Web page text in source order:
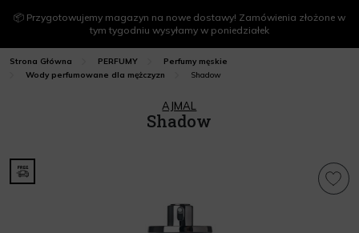
📦 Przygotowujemy magazyn na nowe dostawy! Zamówienia złożone w
tym tygodniu wysyłamy w poniedziałek
Strona Główna PERFUMY
Perfumy męskie
Wody perfumowane dla mężczyzn
Shadow
AJMAL
Shadow